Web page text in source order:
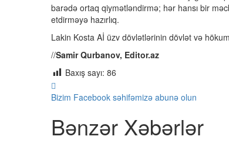
barədə ortaq qiymətləndirmə; hər hansı bir
etdirməyə hazırlıq.
Lakin Kosta Aİ üzv dövlətlərinin dövlət və
//Samir Qurbanov, Editor.az
Baxış sayı: 86
Bizim Facebook səhifəmizə abunə olun
Bənzər Xəbərlər